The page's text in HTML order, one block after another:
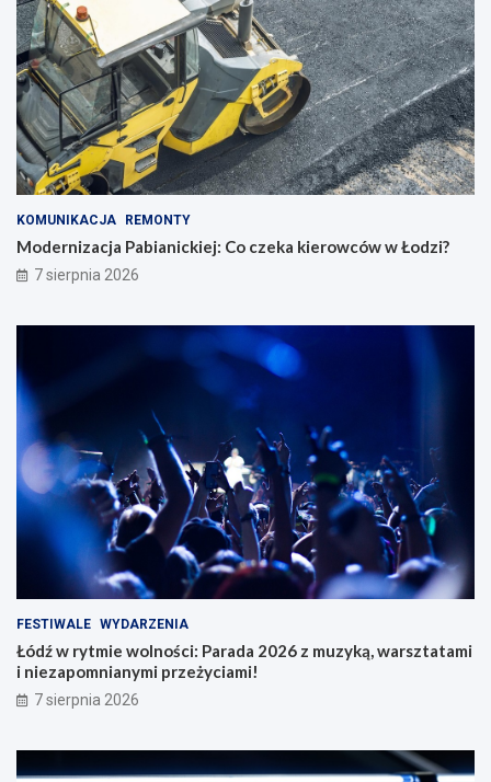
KOMUNIKACJA REMONTY
Modernizacja Pabianickiej: Co czeka kierowców w Łodzi?
7 sierpnia 2026
FESTIWALE WYDARZENIA
Łódź w rytmie wolności: Parada 2026 z muzyką, warsztatami
i niezapomnianymi przeżyciami!
7 sierpnia 2026